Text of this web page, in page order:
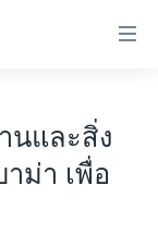
นและสิ่ง
ม่า เพื่อ